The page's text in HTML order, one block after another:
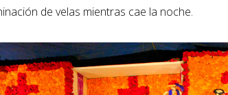
de velas mientras cae la noche.